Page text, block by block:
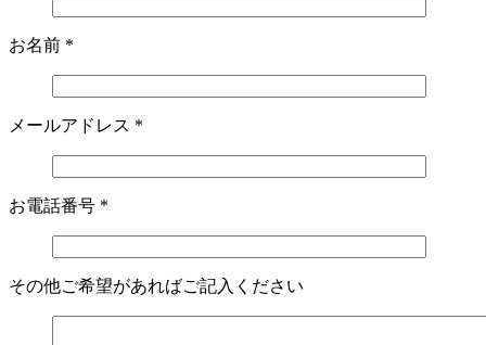
お名前 *
メールアドレス *
お電話番号 *
その他ご希望があればご記入ください